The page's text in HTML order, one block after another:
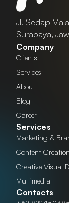
Jl. Sedap
Surabaya,
Company
Clients
Services
About
Blog
Career
Services
Marketing &
Content Creation
Creative Visual
Multimedia
Contacts